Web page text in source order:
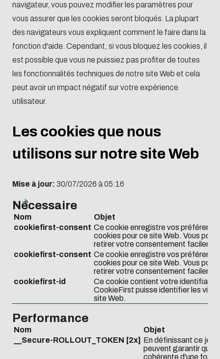
navigateur, vous pouvez modifier les paramètres pour
vous assurer que les cookies seront bloqués. La plupart
des navigateurs vous expliquent comment le faire dans la
fonction d'aide. Cependant, si vous bloquez les cookies, il
est possible que vous ne puissiez pas profiter de toutes
les fonctionnalités techniques de notre site Web et cela
peut avoir un impact négatif sur votre expérience
utilisateur.
Les cookies que nous
utilisons sur notre site Web
Mise à jour: 30/07/2026 à 05:16
Nécessaire
Nom
Objet
cookiefirst-consent Ce cookie enregistre vos
cookies pour ce site Web. Vous
retirer votre consentement
cookiefirst-consent Ce cookie enregistre vos
cookies pour ce site Web. Vous
retirer votre consentement
cookiefirst-id
Ce cookie contient votre identifiant
CookieFirst puisse identifier les
site Web.
Performance
Nom
Objet
__Secure-ROLLOUT_TOKEN [2x] En définissant ce
peuvent garantir
cohérente d'une